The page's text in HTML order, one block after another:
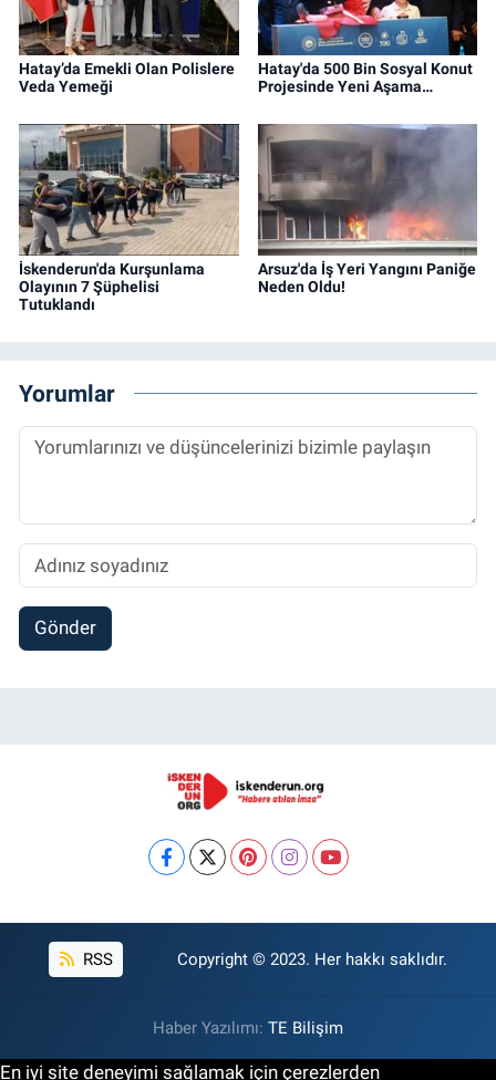
Hatay’da Emekli Olan Polislere
Veda Yemeği
Hatay'da 500 Bin Sosyal Konut
Projesinde Yeni Aşama…
İskenderun'da Kurşunlama
Olayının 7 Şüphelisi
Tutuklandı
Arsuz'da İş Yeri Yangını Paniğe
Neden Oldu!
Yorumlar
Gönder
RSS Copyright © 2023. Her hakkı saklıdır.
Haber Yazılımı: TE Bilişim
En iyi site deneyimi sağlamak için çerezlerden